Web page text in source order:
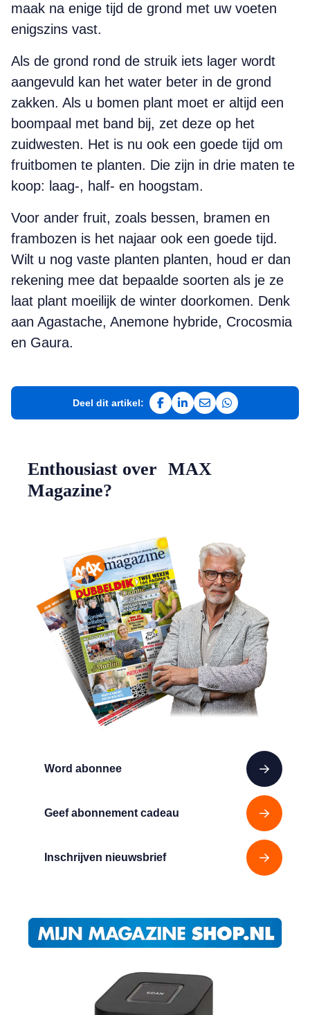
maak na enige tijd de grond met uw voeten
enigszins vast.
Als de grond rond de struik iets lager wordt
aangevuld kan het water beter in de grond
zakken. Als u bomen plant moet er altijd een
boompaal met band bij, zet deze op het
zuidwesten. Het is nu ook een goede tijd om
fruitbomen te planten. Die zijn in drie maten te
koop: laag-, half- en hoogstam.
Voor ander fruit, zoals bessen, bramen en
frambozen is het najaar ook een goede tijd.
Wilt u nog vaste planten planten, houd er dan
rekening mee dat bepaalde soorten als je ze
laat plant moeilijk de winter doorkomen. Denk
aan Agastache, Anemone hybride, Crocosmia
en Gaura.
Deel dit artikel:
Deel op Facebook
Deel op LinkedIn
Deel via e-mail
Deel via
Word abonnee
Geef abonnement cadeau
Inschrijven nieuwsbrief
Enthousiast over MAX
Magazine?